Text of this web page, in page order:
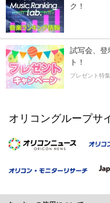
ク！
試写会、登
ト！
プレゼント特集
オリコングループサ